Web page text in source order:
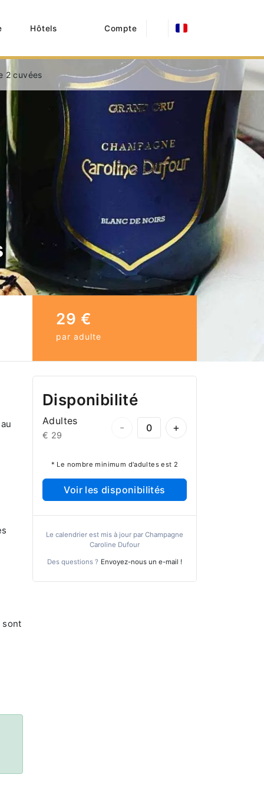
Hôtels Compte
2 cuvées
29 €
par adulte
sont
Disponibilité
Adultes
€ 29
- +
* Le nombre minimum d'adultes est 2
Voir les disponibilités
Le calendrier est mis à jour par Champagne
Caroline Dufour
Des questions ? Envoyez-nous un e-mail !